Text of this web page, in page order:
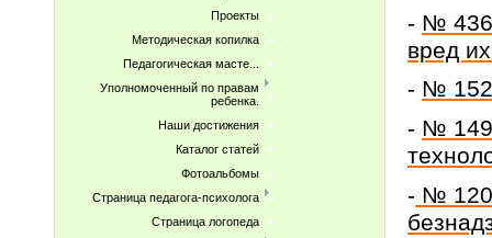
Проекты
Методическая копилка
Педагогическая масте...
Уполномоченный по правам
ребенка.
Наши достижения
Каталог статей
Фотоальбомы
Страница педагога-психолога
Страница логопеда
- №
вред
- №
- №
- №